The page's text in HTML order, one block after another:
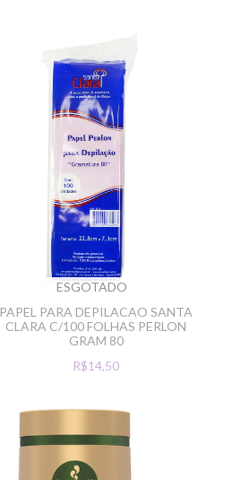
ESGOTADO
PAPEL PARA DEPILACAO SANTA
CLARA C/100 FOLHAS PERLON
GRAM 80
R$14,50